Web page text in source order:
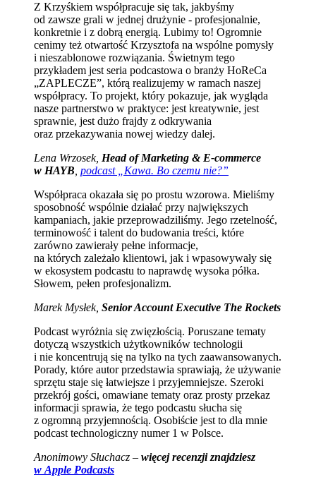
Z Krzyśkiem współpracuje się tak, jakbyśmy
od zawsze grali w jednej drużynie - profesjonalnie,
konkretnie i z dobrą energią. Lubimy to! Ogromnie
cenimy też otwartość Krzysztofa na wspólne pomysły
i nieszablonowe rozwiązania. Świetnym tego
przykładem jest seria podcastowa o branży HoReCa
„ZAPLECZE”, którą realizujemy w ramach naszej
współpracy. To projekt, który pokazuje, jak wygląda
nasze partnerstwo w praktyce: jest kreatywnie, jest
sprawnie, jest dużo frajdy z odkrywania
oraz przekazywania nowej wiedzy dalej.
Lena Wrzosek, Head of Marketing & E-commerce
w HAYB podcast „Kawa. Bo czemu nie?”
Współpraca okazała się po prostu wzorowa. Mieliśmy
sposobność wspólnie działać przy największych
kampaniach, jakie przeprowadziliśmy. Jego rzetelność,
terminowość i talent do budowania treści, które
zarówno zawierały pełne informacje,
na których zależało klientowi, jak i wpasowywały się
w ekosystem podcastu to naprawdę wysoka półka.
Słowem, pełen profesjonalizm.
Marek Mysłek, Senior Account Executive The Rockets
Podcast wyróżnia się zwięzłością. Poruszane tematy
dotyczą wszystkich użytkowników technologii
i nie koncentrują się na tylko na tych zaawansowanych.
Porady, które autor przedstawia sprawiają, że używanie
sprzętu staje się łatwiejsze i przyjemniejsze. Szeroki
przekrój gości, omawiane tematy oraz prosty przekaz
informacji sprawia, że tego podcastu słucha się
z ogromną przyjemnością. Osobiście jest to dla mnie
podcast technologiczny numer 1 w Polsce.
Anonimowy Słuchacz – więcej recenzji znajdziesz
w Apple Podcasts